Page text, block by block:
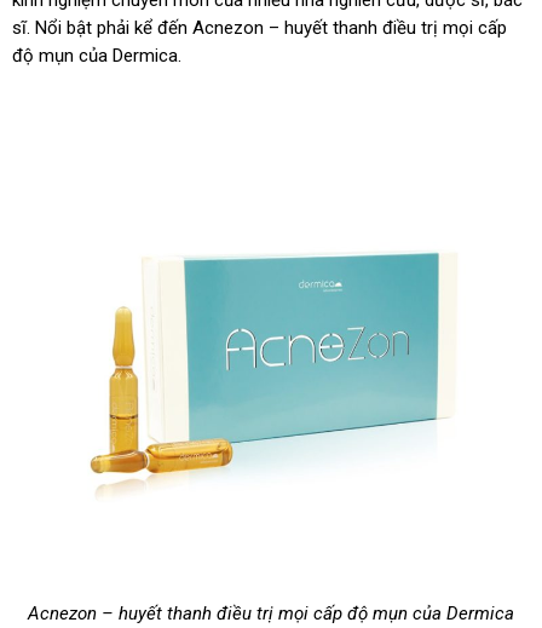
sĩ. Nổi bật phải kể đến Acnezon – huyết thanh điều trị mọi cấp
độ mụn của Dermica.
Acnezon – huyết thanh điều trị mọi cấp độ mụn của Dermica